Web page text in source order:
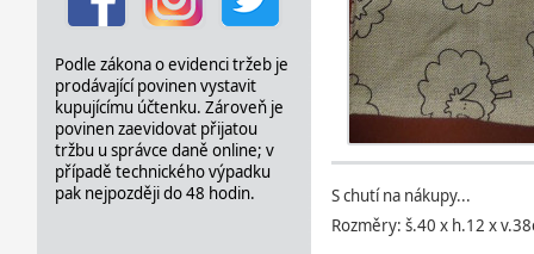
Podle zákona o evidenci tržeb je
prodávající povinen vystavit
kupujícímu účtenku. Zároveň je
povinen zaevidovat přijatou
tržbu u správce daně online; v
případě technického výpadku
pak nejpozději do 48 hodin.
S chutí na nákupy...
Rozměry: š.40 x h.12 x